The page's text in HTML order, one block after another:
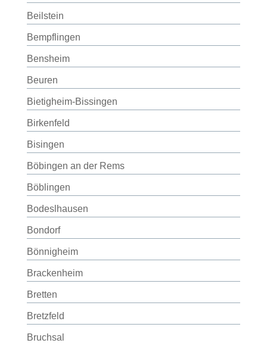
Beilstein
Bempflingen
Bensheim
Beuren
Bietigheim-Bissingen
Birkenfeld
Bisingen
Böbingen an der Rems
Böblingen
Bodeslhausen
Bondorf
Bönnigheim
Brackenheim
Bretten
Bretzfeld
Bruchsal